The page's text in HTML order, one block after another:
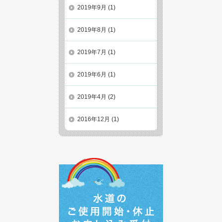
2019年9月 (1)
2019年8月 (1)
2019年7月 (1)
2019年6月 (1)
2019年4月 (2)
2016年12月 (1)